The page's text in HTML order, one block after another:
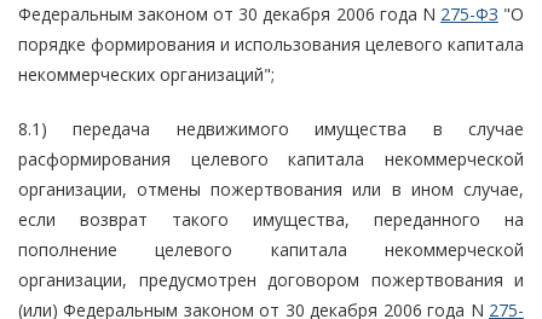
Федеральным законом от 30 декабря 2006 года N 275-ФЗ "О
порядке формирования и использования целевого капитала
некоммерческих организаций";
8.1) передача недвижимого имущества в случае
расформирования целевого капитала некоммерческой
организации, отмены пожертвования или в ином случае,
если возврат такого имущества, переданного на
пополнение целевого капитала некоммерческой
организации, предусмотрен договором пожертвования и
(или) Федеральным законом от 30 декабря 2006 года N 275-